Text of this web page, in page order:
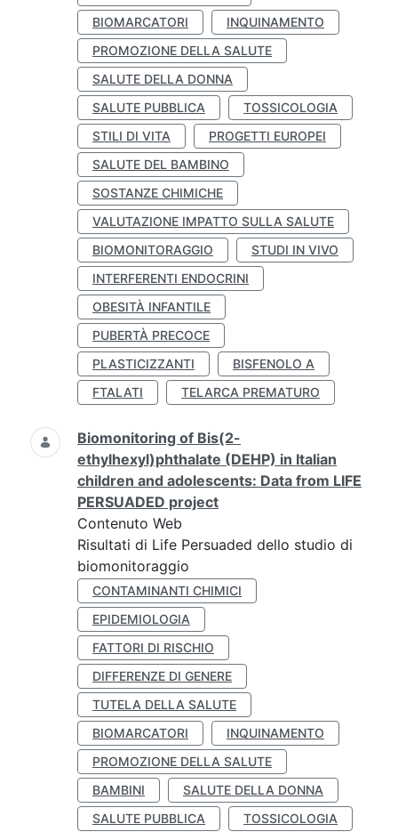
BIOMARCATORI
INQUINAMENTO
PROMOZIONE DELLA SALUTE
SALUTE DELLA DONNA
SALUTE PUBBLICA
TOSSICOLOGIA
STILI DI VITA
PROGETTI EUROPEI
SALUTE DEL BAMBINO
SOSTANZE CHIMICHE
VALUTAZIONE IMPATTO SULLA SALUTE
BIOMONITORAGGIO
STUDI IN VIVO
INTERFERENTI ENDOCRINI
OBESITÀ INFANTILE
PUBERTÀ PRECOCE
PLASTICIZZANTI
BISFENOLO A
FTALATI
TELARCA PREMATURO
Biomonitoring of Bis(2-
ethylhexyl)phthalate (DEHP) in Italian
children and adolescents: Data from LIFE
PERSUADED project
Contenuto Web
Risultati di Life Persuaded dello studio di
biomonitoraggio
CONTAMINANTI CHIMICI
EPIDEMIOLOGIA
FATTORI DI RISCHIO
DIFFERENZE DI GENERE
TUTELA DELLA SALUTE
BIOMARCATORI
INQUINAMENTO
PROMOZIONE DELLA SALUTE
BAMBINI
SALUTE DELLA DONNA
SALUTE PUBBLICA
TOSSICOLOGIA